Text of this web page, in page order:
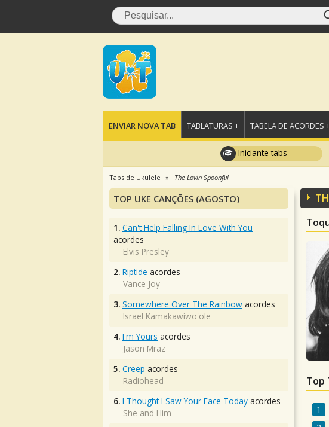
ENVIAR NOVA TAB TABLATURAS + TABELA DE ACORDES
Iniciante tabs
Tabs de Ukulele The Lovin Spoonful
Top
TOP UKE CANÇÕES (AGOSTO)
1. Can't Help Falling In Love With You
acordes
Elvis Presley
2. Riptide acordes
Vance Joy
3. Somewhere Over The Rainbow acordes
Israel Kamakawiwo'ole
4. I'm Yours acordes
Jason Mraz
5. Creep acordes
Radiohead
6. I Thought I Saw Your Face Today acordes
She and Him